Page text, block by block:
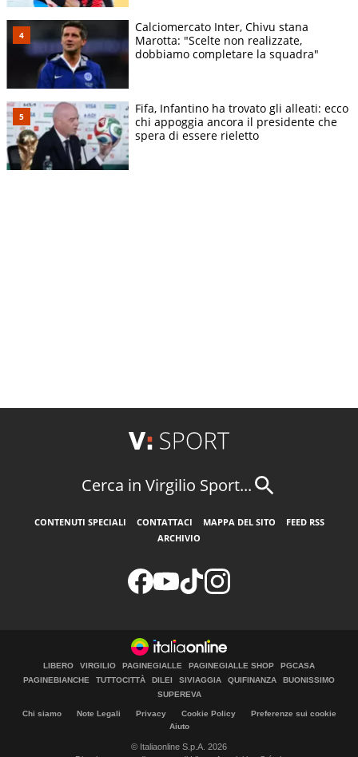
Calciomercato Inter, Chivu stana
Marotta: "Scelte non realizzate,
dobbiamo completare la squadra"
Fifa, Infantino ha trovato gli alleati: ecco
chi appoggia ancora il presidente che
spera di essere rieletto
Cerca in Virgilio Sport...
CONTENUTI SPECIALI CONTATTACI MAPPA DEL SITO
FEED RSS
ARCHIVIO
LIBERO VIRGILIO PAGINEGIALLE PAGINEGIALLE SHOP
PGCASA
PAGINEBIANCHE
TUTTOCITTÀ DILEI SIVIAGGIA QUIFINANZA
BUONISSIMO
SUPEREVA
Chi siamo Note Legali Privacy Cookie Policy
Preferenze sui cookie
Aiuto
© Italiaonline S.p.A. 2026